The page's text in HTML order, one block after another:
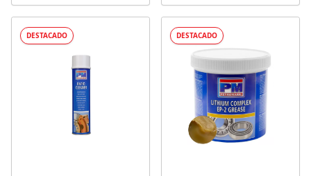
DESTACADO DESTACADO